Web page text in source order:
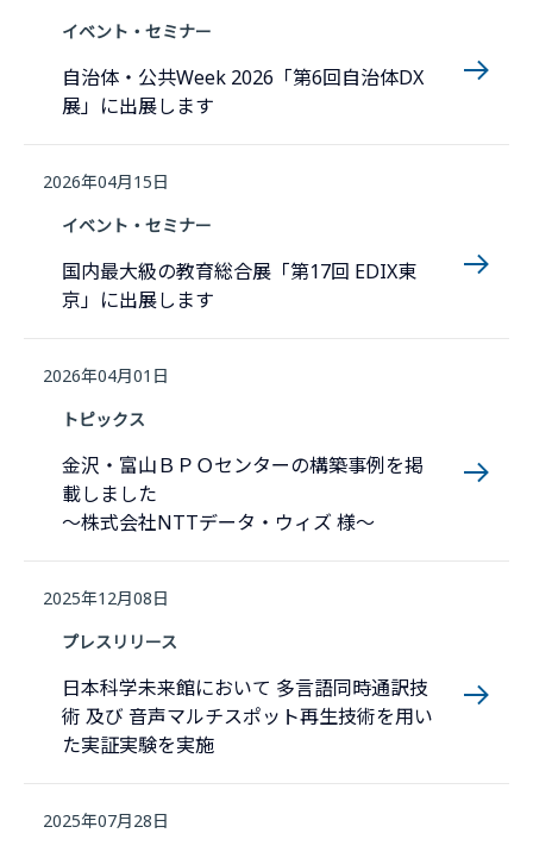
イベント・セミナー
自治体・公共Week 2026「第6回自治体DX
展」に出展します
2026年04月15日
イベント・セミナー
国内最大級の教育総合展「第17回 EDIX東
京」に出展します
2026年04月01日
トピックス
金沢・富山ＢＰＯセンターの構築事例を掲
載しました
～株式会社NTTデータ・ウィズ 様～
2025年12月08日
プレスリリース
日本科学未来館において 多言語同時通訳技
術 及び 音声マルチスポット再生技術を用い
た実証実験を実施
2025年07月28日